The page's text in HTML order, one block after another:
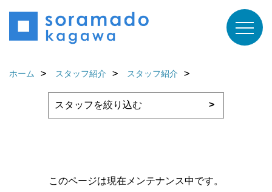
ホーム スタッフ紹介 スタッフ紹介
このページは現在メンテナンス中です。